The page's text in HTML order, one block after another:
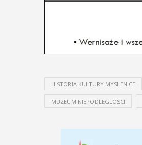
HISTORIA KULTURY MYSLENICE
MUZEUM NIEPODLEGLOSCI